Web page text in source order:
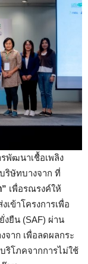
พัฒนาเชื้อเพลิง
ริษัทบางจาก ที่
เพื่อรณรงค์ให้
ข้าโครงการเพื่อ
งยืน (SAF) ผ่าน
าก เพื่อลดผลกระ
ริโภคจากการไม่ใช้